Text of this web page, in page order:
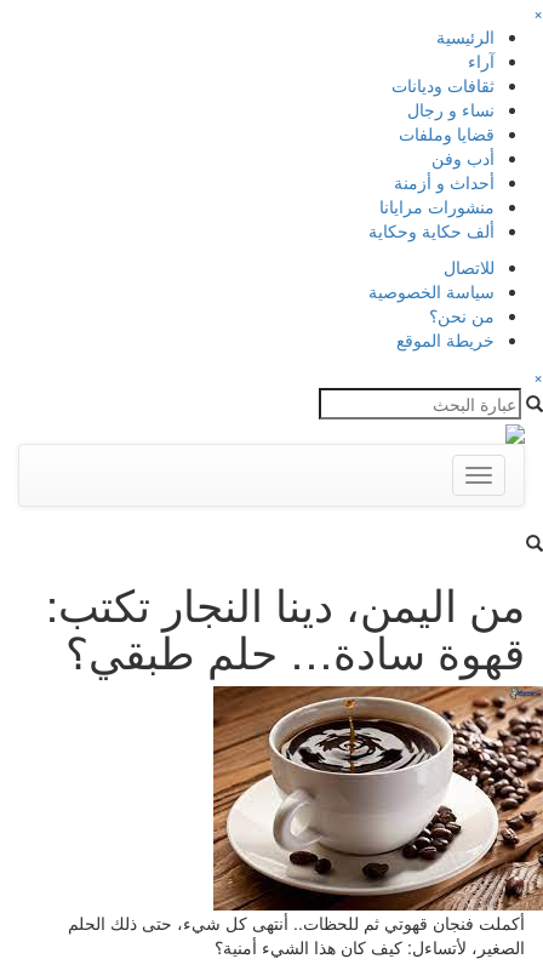
×
الرئيسية
آراء
ثقافات وديانات
نساء و رجال
قضايا وملفات
أدب وفن
أحداث و أزمنة
منشورات مرايانا
ألف حكاية وحكاية
للاتصال
سياسة الخصوصية
من نحن؟
خريطة الموقع
×
Toggle
navigation
من اليمن، دينا النجار تكتب:
قهوة سادة… حلم طبقي؟
أكملت فنجان قهوتي ثم للحظات.. أنتهى كل شيء، حتى ذلك الحلم
الصغير، لأتساءل: كيف كان هذا الشيء أمنية؟